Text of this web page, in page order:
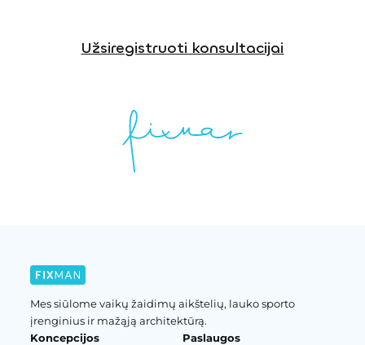
Užsiregistruoti konsultacijai
Mes siūlome vaikų žaidimų aikštelių, lauko sporto
įrenginius ir mažąją architektūrą.
Koncepcijos
Paslaugos